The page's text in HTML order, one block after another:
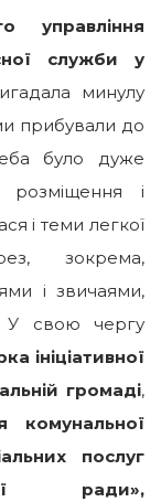
управління
служби у
минулу
прибували до
було дуже
і
і теми легкої
зокрема,
і звичаями,
У свою чергу
ініціативної
громаді,
комунальної
послуг
ради»,